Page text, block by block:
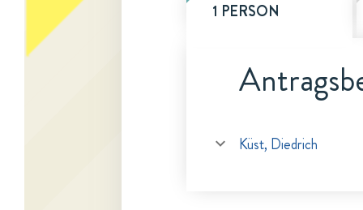
1 PERSON
Küst, Diedrich